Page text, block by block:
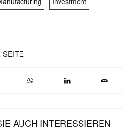
SEITE
AUCH INTERESSIEREN